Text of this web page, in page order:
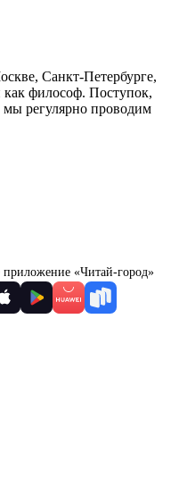
Санкт-Петербурге,
философ. Поступок,
мы регулярно проводим
приложение «Читай-город»